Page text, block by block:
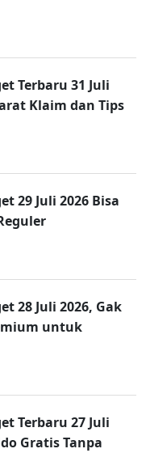
Terbaru 31 Juli
Klaim dan Tips
29 Juli 2026 Bisa
28 Juli 2026, Gak
untuk
Terbaru 27 Juli
Gratis Tanpa